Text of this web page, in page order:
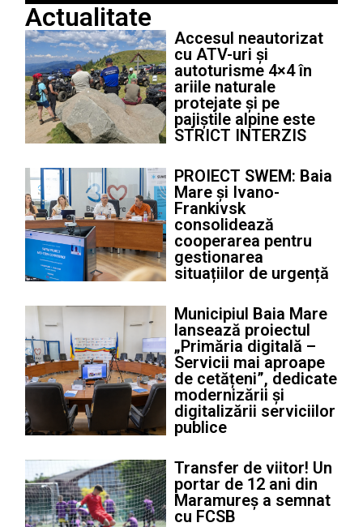
Actualitate
Accesul neautorizat
cu ATV-uri și
autoturisme 4×4 în
ariile naturale
protejate și pe
pajiștile alpine este
STRICT INTERZIS
PROIECT SWEM: Baia
Mare și Ivano-
Frankivsk
consolidează
cooperarea pentru
gestionarea
situațiilor de urgență
Municipiul Baia Mare
lansează proiectul
„Primăria digitală –
Servicii mai aproape
de cetățeni”, dedicate
modernizării și
digitalizării serviciilor
publice
Transfer de viitor! Un
portar de 12 ani din
Maramureș a semnat
cu FCSB